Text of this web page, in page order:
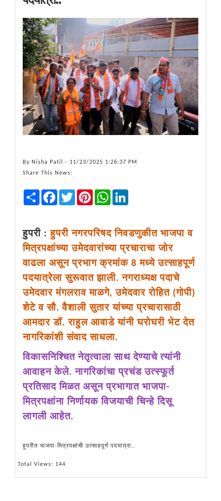
By Nisha Patil - 11/23/2025 1:26:37 PM
Share This News:
Share FacebookTwitter PinterestWhatsApp
हुपरी : हुपरी नगरपरिषद निवडणुकीत भाजपा व
मित्रपक्षांच्या उमेदवारांच्या प्रचाराचा जोर
वाढला असून प्रभाग क्रमांक 8 मध्ये उत्साहपूर्ण
पदयात्रेला सुरूवात झाली. नगराध्यक्ष पदाचे
उमेदवार मंगलराव माळगे, उमेदवार रोहित (गोपी)
शेटे व सौ. वैशाली सुतार यांच्या प्रचारासाठी
आमदार डॉ. राहुल आवाडे यांनी घरोघरी भेट देत
नागरिकांशी संवाद साधला.
विकासनिश्चित नेतृत्वाला साथ देण्याचे त्यांनी
आवाहन केले. नागरिकांचा प्रचंड उत्स्फूर्त
प्रतिसाद मिळत असून प्रभागात भाजपा-
मित्रपक्षांना निर्णायक विजयाची चिन्हे दिसू
लागली आहेत.
हुपरीत भाजपा-मित्रपक्षांची उत्साहपूर्ण पदयात्रा..
Total Views: 144